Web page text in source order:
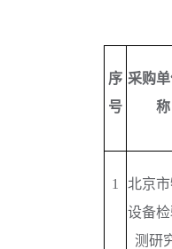
序
号
采购
称
1
北京
设备
测研